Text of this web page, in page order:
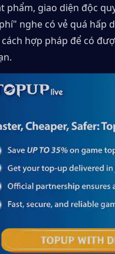
phẩm, giao diện độc
nghe có vẻ quá hấp
hợp pháp để có